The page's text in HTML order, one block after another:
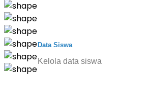
Data Siswa
Kelola data siswa